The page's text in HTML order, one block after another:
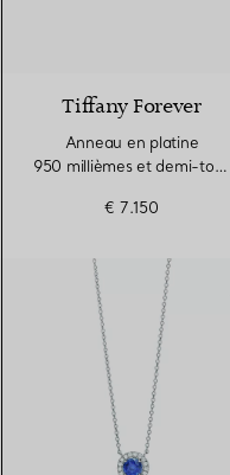
Tiffany Forever
Anneau en platine
950 millièmes et demi-tour
€ 7.150